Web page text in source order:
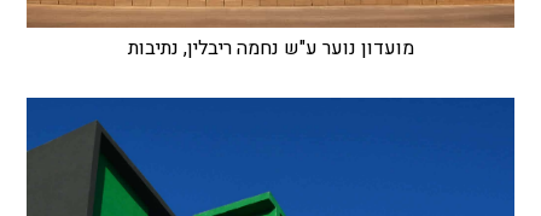
מועדון נוער ע"ש נחמה ריבלין, נתיבות